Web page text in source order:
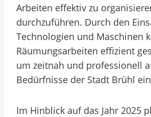
Arbeiten effektiv zu
durchzuführen. Durch den
Technologien und Maschinen
Räumungsarbeiten effizient
um zeitnah und professionell
Bedürfnisse der Stadt Brühl
Im Hinblick auf das Jahr 2025